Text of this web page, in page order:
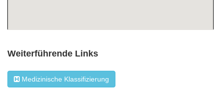
Weiterführende Links
Medizinische Klassifizierung